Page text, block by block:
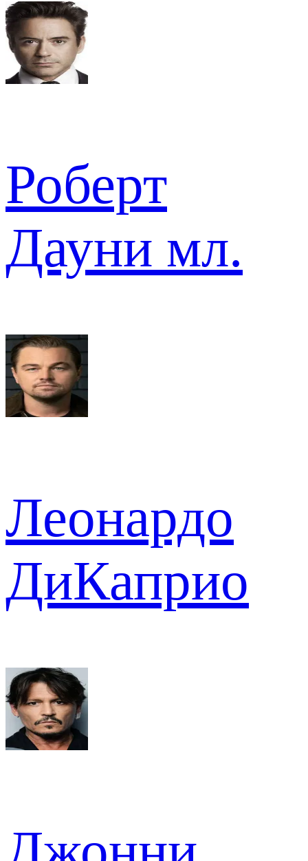
Роберт
Дауни мл.
Леонардо
ДиКаприо